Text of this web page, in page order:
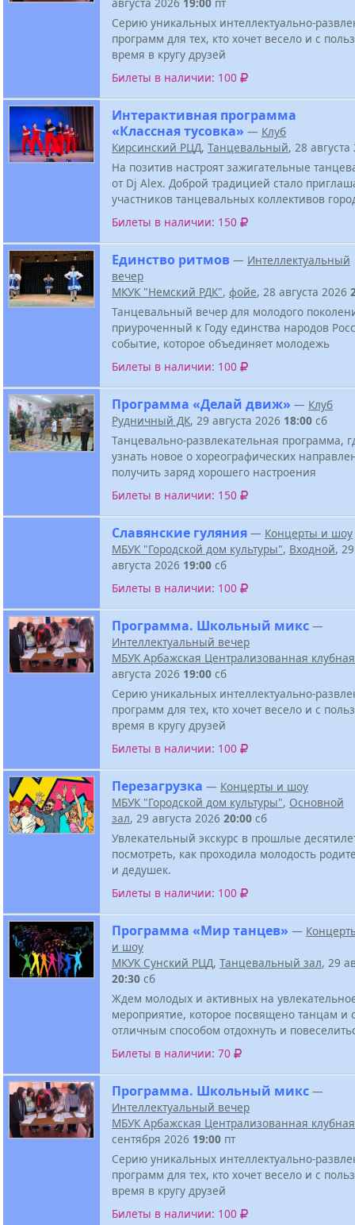
Серию уникальных интеллектуально-
программ для тех, кто хочет весело и с
время в кругу друзей
Билеты в наличии: 100
Интерактивная программа
«Классная тусовка» — Клуб
Кирсинский РЦД, Танцевальный, 28
На позитив настроят зажигательные
от Dj Alex. Доброй традицией стало
участников танцевальных коллективов
Билеты в наличии: 150
Единство ритмов — Интеллектуальный
вечер
МКУК "Немский РДК", фойе, 28 августа 2026
Танцевальный вечер для молодого
приуроченный к Году единства народов
событие, которое объединяет молодежь
Билеты в наличии: 100
Программа «Делай движ» — Клуб
Рудничный ДК, 29 августа 2026 18:00 сб
Танцевально-развлекательная программа,
узнать новое о хореографических
получить заряд хорошего настроения
Билеты в наличии: 150
Славянские гуляния — Концерты и шоу
МБУК "Городской дом культуры", Входной, 29
августа 2026 19:00 сб
Билеты в наличии: 100
Программа. Школьный микс —
Интеллектуальный вечер
МБУК Арбажская Централизованная
августа 2026 19:00 сб
Серию уникальных интеллектуально-
программ для тех, кто хочет весело и с
время в кругу друзей
Билеты в наличии: 100
Перезагрузка — Концерты и шоу
МБУК "Городской дом культуры", Основной
зал, 29 августа 2026 20:00 сб
Увлекательный экскурс в прошлые
посмотреть, как проходила молодость
и дедушек.
Билеты в наличии: 100
Программа «Мир танцев» —
и шоу
МКУК Сунский РЦД, Танцевальный зал, 29
20:30 сб
Ждем молодых и активных на
мероприятие, которое посвящено танцам и
отличным способом отдохнуть и
Билеты в наличии: 70
Программа. Школьный микс —
Интеллектуальный вечер
МБУК Арбажская Централизованная
сентября 2026 19:00 пт
Серию уникальных интеллектуально-
программ для тех, кто хочет весело и с
время в кругу друзей
Билеты в наличии: 100